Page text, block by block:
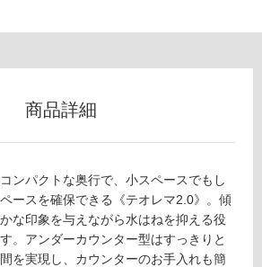
商品詳細
ンパクトな奥行で、小スペースでもし
ースを確保できる《テオレマ2.0》。傾
な印象を与えながら水はねを抑える役
。アンダーカウンター型はすっきりと
を実現し、カウンターのお手入れも簡